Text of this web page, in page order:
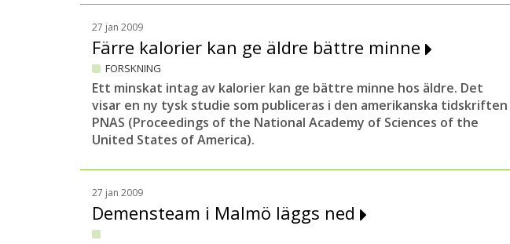
27 jan 2009
Färre kalorier kan ge äldre bättre minne
FORSKNING
Ett minskat intag av kalorier kan ge bättre minne hos äldre. Det
visar en ny tysk studie som publiceras i den amerikanska tidskriften
PNAS (Proceedings of the National Academy of Sciences of the
United States of America).
27 jan 2009
Demensteam i Malmö läggs ned